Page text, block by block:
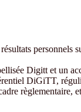
personnels
Digitt et un
DiGiTT,
règlementaire,